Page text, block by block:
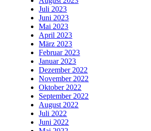
Juli 2023
Juni 2023
Mai 2023
April 2023
März 2023
Februar 2023
Januar 2023
Dezember 2022
November 2022
Oktober 2022
September 2022
August 2022
Juli 2022
Juni 2022